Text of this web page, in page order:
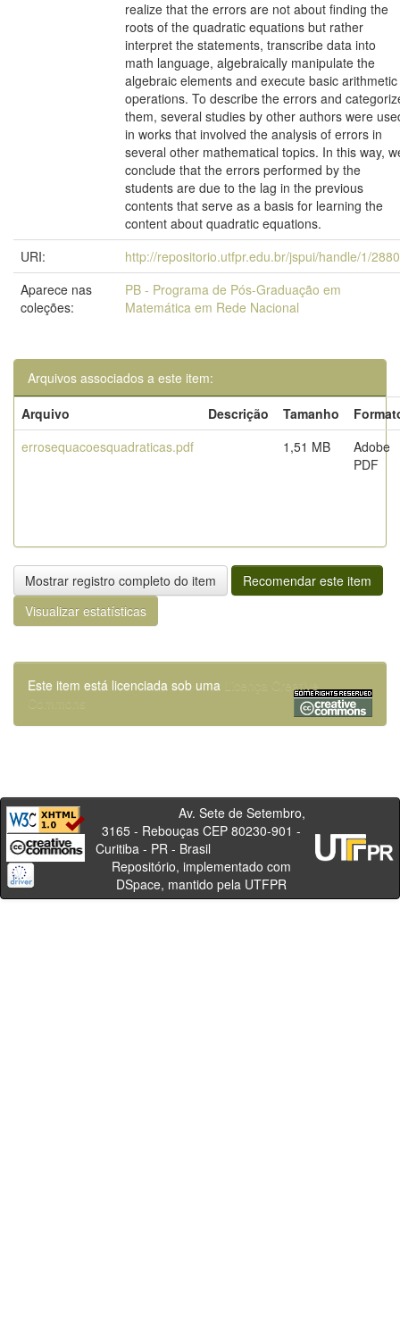
realize that the errors are not about finding the
roots of the quadratic equations but rather
interpret the statements, transcribe data into
math language, algebraically manipulate the
algebraic elements and execute basic arithmetic
operations. To describe the errors and
them, several studies by other authors were
in works that involved the analysis of errors in
several other mathematical topics. In this way,
conclude that the errors performed by the
students are due to the lag in the previous
contents that serve as a basis for learning the
content about quadratic equations.
URI:
http://repositorio.utfpr.edu.br/jspui/handle/1/
Aparece nas
coleções:
PB - Programa de Pós-Graduação em
Matemática em Rede Nacional
Arquivos associados a este item:
Arquivo
Descrição Tamanho
errosequacoesquadraticas.pdf
1,51 MB
Adobe
PDF
Mostrar registro completo do item
Recomendar este item
Visualizar estatísticas
Este item está licenciada sob uma
Licença Creative
Commons
Av. Sete de Setembro,
3165 - Rebouças CEP 80230-901 -
Curitiba - PR - Brasil
Repositório, implementado com
DSpace, mantido pela UTFPR